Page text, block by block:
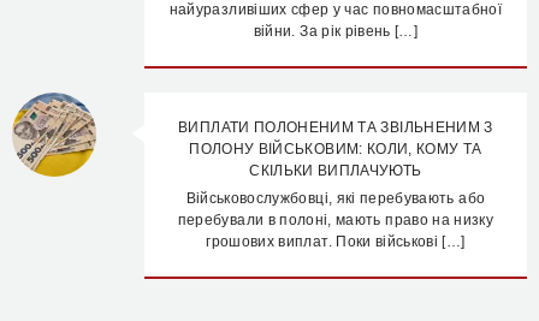
найуразливіших сфер у час повномасштабної
війни. За рік рівень […]
ВИПЛАТИ ПОЛОНЕНИМ ТА ЗВІЛЬНЕНИМ З
ПОЛОНУ ВІЙСЬКОВИМ: КОЛИ, КОМУ ТА
СКІЛЬКИ ВИПЛАЧУЮТЬ
Військовослужбовці, які перебувають або
перебували в полоні, мають право на низку
грошових виплат. Поки військові […]